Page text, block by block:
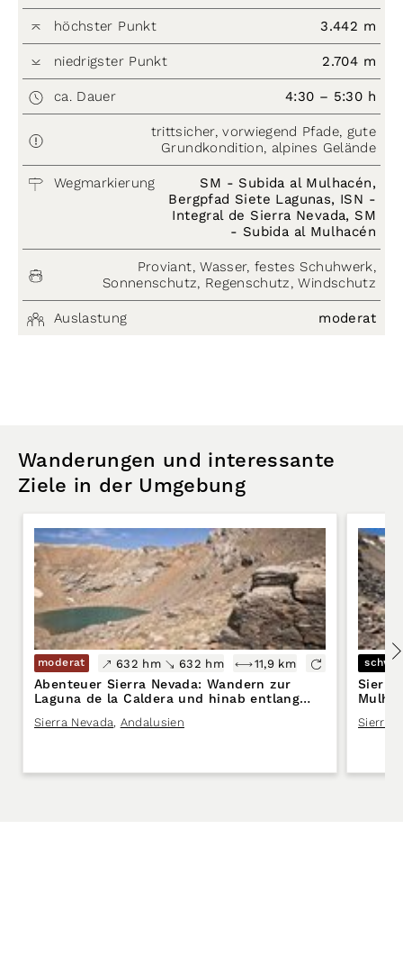
höchster Punkt 3.442 m
niedrigster Punkt 2.704 m
ca. Dauer 4:30 – 5:30 h
trittsicher, vorwiegend Pfade, gute
Grundkondition, alpines Gelände
Wegmarkierung
SM - Subida al Mulhacén,
Bergpfad Siete Lagunas, ISN -
Integral de Sierra Nevada, SM
- Subida al Mulhacén
Proviant, Wasser, festes Schuhwerk,
Sonnenschutz, Regenschutz, Windschutz
Auslastung moderat
Wanderungen und interessante
Ziele in der Umgebung
moderat 632 hm 632 hm 11,9 km
Abenteuer Sierra Nevada: Wandern zur
Laguna de la Caldera und hinab entlang
des Rio Mulhacén
Sierra Nevada, Andalusien
Sierra
Sierra